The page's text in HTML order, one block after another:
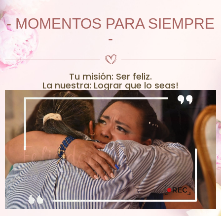
- MOMENTOS PARA SIEMPRE
-
Tu misión: Ser feliz.
La nuestra: Lograr que lo seas!